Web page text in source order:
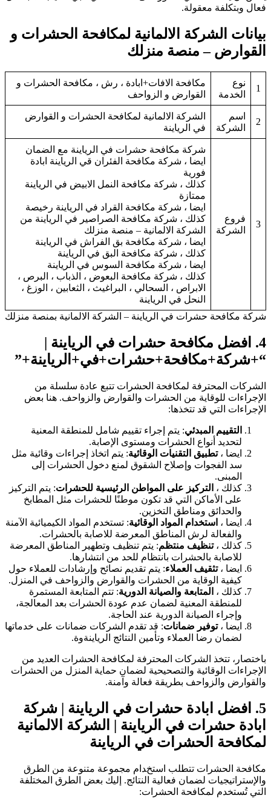
فعال وبتكلفة معقولة.
بيانات الشركة الالمانية لمكافحة الحشرات و
القوارض – منصة منزلك
1
نوع
الخدمة
مكافحة الافات+ابادة ، رش ، مكافحة الحشرات و
القوارض و الزواحف
2
اسم
الشركة
الشركة الالمانية لمكافحة الحشرات و القوارض
في الرياينة
3
فروع
الشركة
شركة مكافحة حشرات في الرياينة مع الضمان
ايضا ، شركة مكافحة الفئران قي الرياينة ابادة
فورية
كذلك ، شركة مكافحة النمل الابيض في الرياينة
ممتازة
ايضا ، شركة مكافحة القراد في الرياينة رخيصة
كذلك ، شركة مكافحة الصراصير في الرياينة من
الشركة الالمانية – منصة منزلك
ايضا ، شركة مكافحة بق الفراش في الرياينة
كذلك ، شركة مكافحة البق في الرياينة
ايضا ، شركة مكافحة السوس في الرياينة
كذلك ، شركة مكافحة البعوض ، الذباب ، البرص ،
الابراص ، السحالي ، البراغيث ، الثعابين ، الوزغ ،
النحل في الرياينة
شركة مكافحة حشرات في الرياينة – الشركة الالمانية بمنصة منزلك
4. افضل مكافحة حشرات في الرياينة |
“+شركة+مكافحة+حشرات+في+الرياينة+”
الشركات المحترفة لمكافحة الحشرات تتبع عادة سلسلة من
الإجراءات للوقاية من الحشرات والقوارض والزواحف. هنا بعض
الإجراءات التي قد تتخذها:
التقييم المبدئي: يتم إجراء تقييم شامل للمنطقة المعنية
لتحديد أنواع الحشرات ومستوى الإصابة.
ايضا ،تطبيق التقنيات الوقائية: يتم اتخاذ إجراءات وقائية مثل
سد الفجوات وإصلاح الشقوق لمنع دخول الحشرات إلى
المبنى.
كذلك ، التركيز على المواطن الرئيسية للحشرات: يتم التركيز
على الأماكن التي قد تكون موطنًا للحشرات مثل المطابخ
والحدائق ومناطق التخزين.
ايضا ، استخدام المواد الوقائية: تستخدم المواد الكيميائية الآمنة
والفعالة لرش المناطق المعرضة للاصابة بالحشرات.
كذلك ،تنظيف منتظم: يتم تنظيف وتطهير المناطق المعرضة
للاصابة بالحشرات بانتظام للحد من انتشارها.
ايضا ،تثقيف العملاء: يتم تقديم نصائح وإرشادات للعملاء حول
كيفية الوقاية من الحشرات والقوارض والزواحف في المنزل.
كذلك ، المتابعة والصيانة الدورية: تتم المتابعة المستمرة
للمنطقة المعنية لضمان عدم عودة الحشرات بعد المعالجة،
وإجراء الصيانة الدورية عند الحاجة.
ايضا ،توفير ضمانات: قد تقدم الشركات ضمانات على خدماتها
لضمان رضا العملاء وتأمين النتائج الرياينةوة.
باختصار، تتخذ الشركات المحترفة لمكافحة الحشرات العديد من
الإجراءات الوقائية والتصحيحية لضمان حماية المنزل من الحشرات
والقوارض والزواحف بطريقة فعالة وآمنة.
5.
افضل ابادة حشرات في الرياينة | شركة
ابادة حشرات في الرياينة | الشركة الالمانية
لمكافحة الحشرات في الرياينة
مكافحة الحشرات تتطلب استخدام مجموعة متنوعة من الطرق
والإستراتيجيات لضمان فعالية النتائج. إليك بعض الطرق المختلفة
التي تُستخدم لمكافحة الحشرات: